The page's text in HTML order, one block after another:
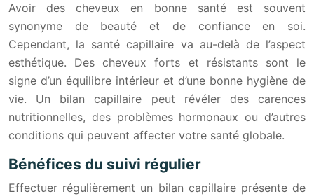
Avoir des cheveux en bonne santé est souvent
synonyme de beauté et de confiance en soi.
Cependant, la santé capillaire va au-delà de l’aspect
esthétique. Des cheveux forts et résistants sont le
signe d’un équilibre intérieur et d’une bonne hygiène de
vie. Un bilan capillaire peut révéler des carences
nutritionnelles, des problèmes hormonaux ou d’autres
conditions qui peuvent affecter votre santé globale.
Bénéfices du suivi régulier
Effectuer régulièrement un bilan capillaire présente de